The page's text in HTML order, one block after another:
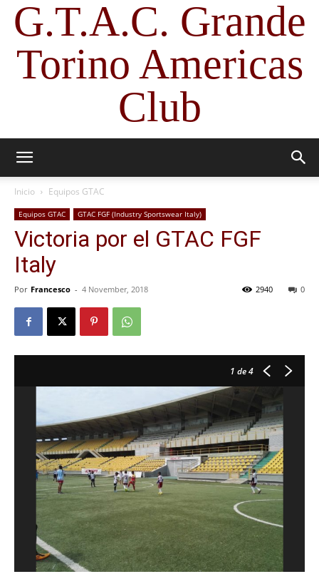
G.T.A.C. Grande
Torino Americas
Club
Inicio Equipos GTAC
Equipos GTAC GTAC FGF (Industry Sportswear Italy)
Victoria por el GTAC FGF
Italy
Por Francesco - 4 November, 2018 0
2940
1 de 4